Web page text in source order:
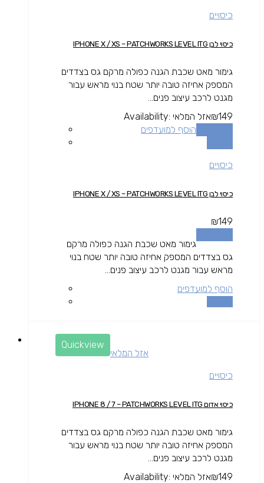
כיסויים
כיסוי לבן IPHONE X / XS – PATCHWORKS LEVEL ITG
גימור מאט שכבת הגנה כפולה מרקם גס בצדדים
המספק אחיזה טובה יותר שטח בנוי מראש עבור
מגנט לרכב עיצוב פנים...
₪149
Availability: אזל המלאי
הוסף למועדפים
כיסויים
כיסוי לבן IPHONE X / XS – PATCHWORKS LEVEL ITG
₪149
גימור מאט שכבת הגנה כפולה מרקם
גס בצדדים המספק אחיזה טובה יותר שטח בנוי
מראש עבור מגנט לרכב עיצוב פנים...
הוסף למועדפים
Quickview
אזל המלאי
כיסויים
כיסוי אדום IPHONE 8 / 7 – PATCHWORKS LEVEL ITG
גימור מאט שכבת הגנה כפולה מרקם גס בצדדים
המספק אחיזה טובה יותר שטח בנוי מראש עבור
מגנט לרכב עיצוב פנים...
₪149
Availability: אזל המלאי